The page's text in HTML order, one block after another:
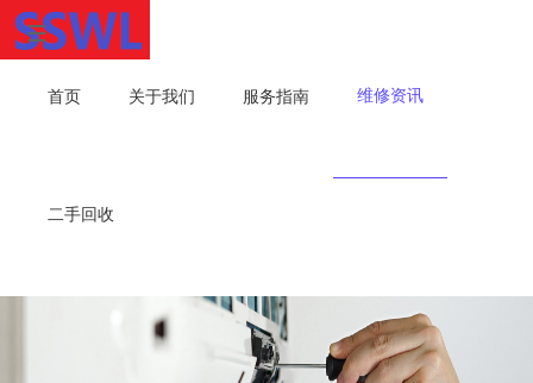
首页 关于我们 服务指南 维修资讯
二手回收